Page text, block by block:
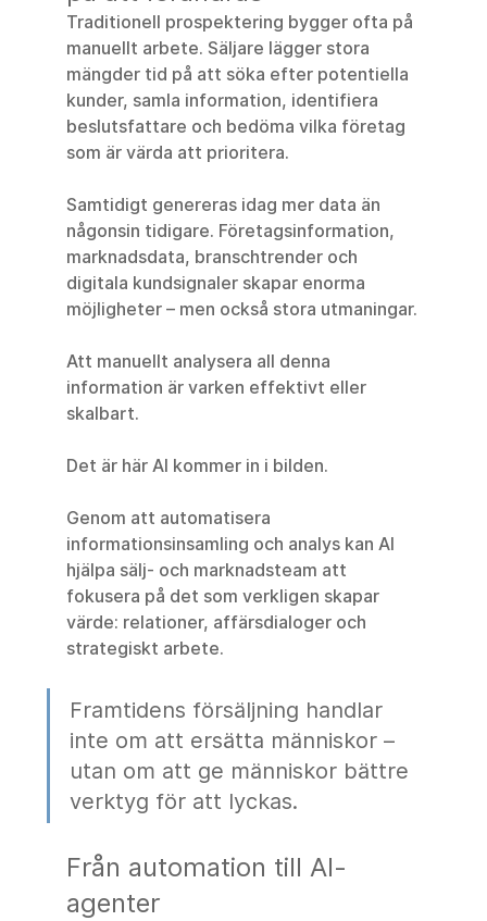
Traditionell prospektering bygger ofta på
manuellt arbete. Säljare lägger stora
mängder tid på att söka efter potentiella
kunder, samla information, identifiera
beslutsfattare och bedöma vilka företag
som är värda att prioritera.
Samtidigt genereras idag mer data än
någonsin tidigare. Företagsinformation,
marknadsdata, branschtrender och
digitala kundsignaler skapar enorma
möjligheter – men också stora utmaningar.
Att manuellt analysera all denna
information är varken effektivt eller
skalbart.
Det är här AI kommer in i bilden.
Genom att automatisera
informationsinsamling och analys kan AI
hjälpa sälj- och marknadsteam att
fokusera på det som verkligen skapar
värde: relationer, affärsdialoger och
strategiskt arbete.
Framtidens försäljning handlar
inte om att ersätta människor –
utan om att ge människor bättre
verktyg för att lyckas.
Från automation till AI-
agenter